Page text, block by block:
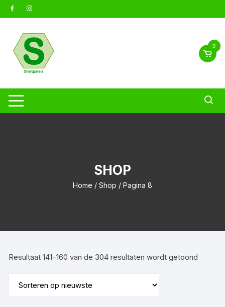
naar
0
SHOP
Home / Shop / Pagina 8
Resultaat 141–160 van de 304 resultaten wordt getoond